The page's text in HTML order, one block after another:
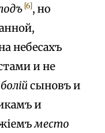
[6], но
небесахъ
и не
болійсыновъ и
и
место